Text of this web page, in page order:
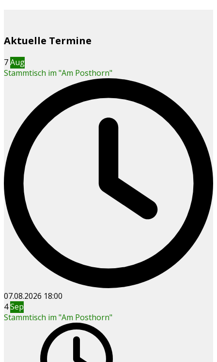
Aktuelle Termine
7Aug
Stammtisch im "Am Posthorn"
07.08.2026 18:00
4Sep
Stammtisch im "Am Posthorn"